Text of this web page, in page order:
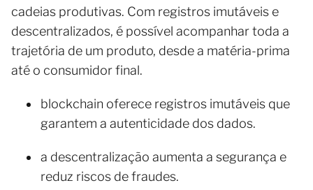
cadeias produtivas. Com registros imutáveis e
descentralizados, é possível acompanhar toda a
trajetória de um produto, desde a matéria-prima
até o consumidor final.
blockchain oferece registros imutáveis que
garantem a autenticidade dos dados.
a descentralização aumenta a segurança e
reduz riscos de fraudes.